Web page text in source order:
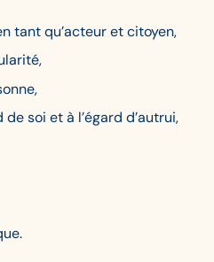
tant qu’acteur et citoyen,
soi et à l’égard d’autrui,